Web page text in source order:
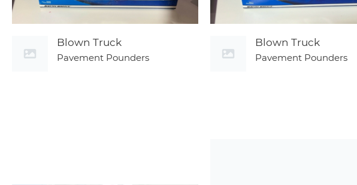
Blown Truck
Pavement Pounders
Blown Truck
Pavement Pounders